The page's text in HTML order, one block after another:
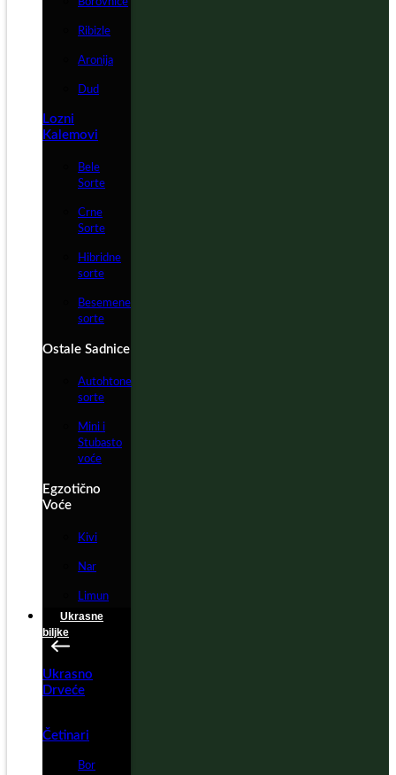
Ribizle
Aronija
Dud
Lozni
Kalemovi
Bele
Sorte
Crne
Sorte
Hibridne
sorte
Besemene
sorte
Ostale Sadnice
Autohtone
sorte
Mini i
Stubasto
voće
Egzotično
Voće
Kivi
Nar
Limun
Ukrasne
biljke
Ukrasno
Drveće
Četinari
Bor